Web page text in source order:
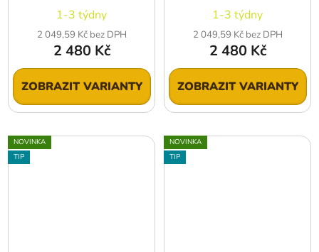
1-3 týdny
2 049,59 Kč bez DPH
2 480 Kč
ZOBRAZIT VARIANTY
1-3 týdny
2 049,59 Kč bez DPH
2 480 Kč
ZOBRAZIT VARIANTY
NOVINKA
TIP
NOVINKA
TIP